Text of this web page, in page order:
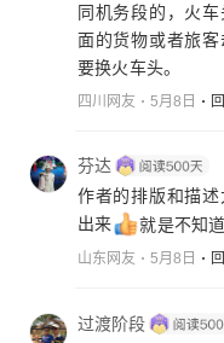
同机务段的，火
面的货物或者旅
要换火车头。
四川网友 5月8日
芬达
作者的排版和描
出来
就是不知
山东网友 5月8日
过渡阶段